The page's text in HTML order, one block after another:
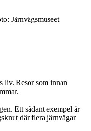
Järnvägsmuseet
liv. Resor som innan
Ett sådant exempel är
där flera järnvägar